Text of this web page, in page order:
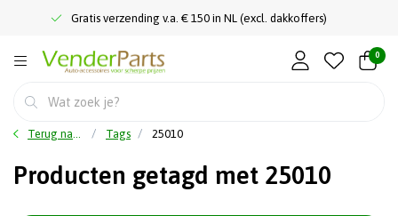
Gratis verzending v.a. € 150 in NL (excl. dakkoffers)
0
Terug naar home Tags 25010
Producten getagd met 25010